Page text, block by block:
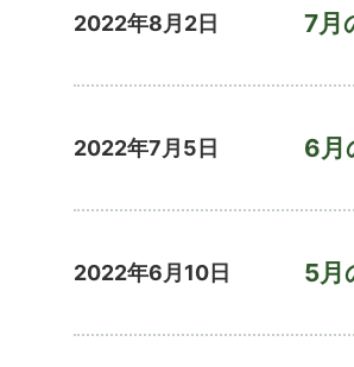
2022年8月2日 7月
2022年7月5日 6月
2022年6月10日 5月